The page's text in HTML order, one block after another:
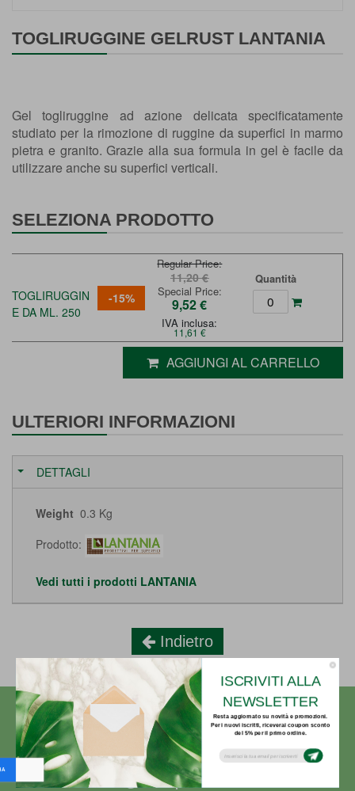
ISCRIVITI ALLA
NEWSLETTER
Resta aggiornato su novità e promozioni.
Per i nuovi iscritti, riceverai coupon sconto
del 5% per il primo ordine.
TOGLIRUGGINE GELRUST LANTANIA
all'inizio
della
Gel togliruggine ad azione delicata specificatamente
studiato per la rimozione di ruggine da superfici in marmo
pietra e granito. Grazie alla sua formula in gel è facile da
utilizzare anche su superfici verticali.
SELEZIONA PRODOTTO
TOGLIRUGGIN
E DA ML. 250
-15%
Regular Price
11,20 €
Special Price
9,52 €
IVA inclusa:
11,61 €
Quantità
AGGIUNGI AL CARRELLO
ULTERIORI INFORMAZIONI
DETTAGLI
Weight 0.3 Kg
Prodotto:
Vedi tutti i prodotti LANTANIA
Indietro
info@articolipermarmisti.it